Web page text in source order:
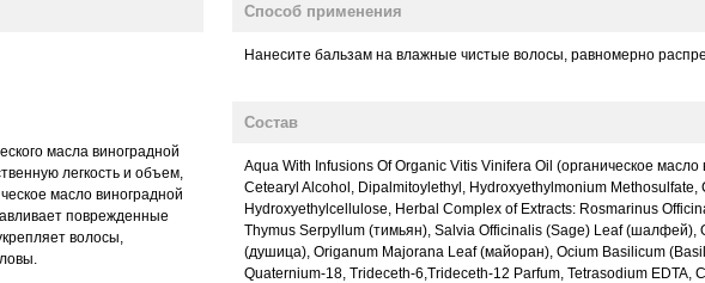
масла виноградной
легкость и объем,
масло виноградной
поврежденные
волосы,
Способ применения
Нанесите бальзам на влажные чистые волосы, равномерно
Состав
Aqua With Infusions Of Organic Vitis Vinifera Oil (органическое масло
Cetearyl Alcohol, Dipalmitoylethyl, Hydroxyethylmonium Methosulfate,
Hydroxyethylcellulose, Herbal Complex of Extracts: Rosmarinus
Thymus Serpyllum (тимьян), Salvia Officinalis (Sage) Leaf (шалфей),
(душица), Origanum Majorana Leaf (майоран), Ocium Basilicum
Quaternium-18, Trideceth-6,Trideceth-12 Parfum, Tetrasodium EDTA,